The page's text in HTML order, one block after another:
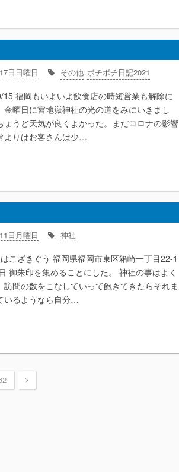
日日曜日 その他 ボチボチ日記2021
福岡もいよいよ飲食店の時短営業も解除に
金曜日に宮地嶽神社の光の道をみにいきまし
ょうど天気が良くよかった。まだコロナの影響
よりはお客さんは少…
日月曜日 神社
こざきぐう 福岡県福岡市東区箱崎一丁目22-1
御朱印を集めることにした。 神社の事はよく
訪問の数をこなしていって飽きてきたらそれま
いるようなら自分…